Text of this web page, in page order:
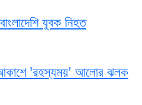
যুবক নিহত
আকাশে 'রহস্যময়' আলোর ঝলক